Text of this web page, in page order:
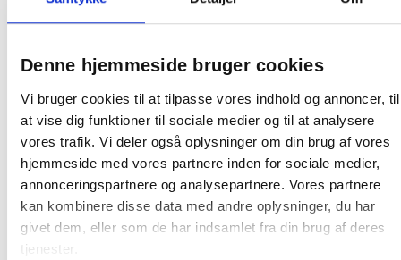
Denne hjemmeside bruger cookies
Vi bruger cookies til at tilpasse vores indhold og annoncer, til
at vise dig funktioner til sociale medier og til at analysere
vores trafik. Vi deler også oplysninger om din brug af vores
hjemmeside med vores partnere inden for sociale medier,
annonceringspartnere og analysepartnere. Vores partnere
kan kombinere disse data med andre oplysninger, du har
givet dem, eller som de har indsamlet fra din brug af deres
tjenester.
Oprindelsesland: Tjekkiet
Producent: Dahle
Relaterede produkter